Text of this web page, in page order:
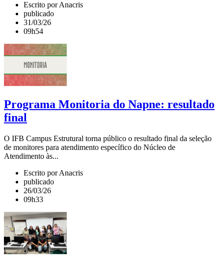
Escrito por Anacris
publicado
31/03/26
09h54
Programa Monitoria do Napne: resultado
final
O IFB Campus Estrutural torna público o resultado final da seleção
de monitores para atendimento específico do Núcleo de
Atendimento às...
Escrito por Anacris
publicado
26/03/26
09h33